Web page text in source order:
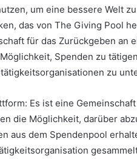
um eine bessere Welt
das von The Giving Pool
für das Zurückgeben an
Spenden zu
zu
Es ist eine
die Möglichkeit, darüber
aus dem Spendenpool